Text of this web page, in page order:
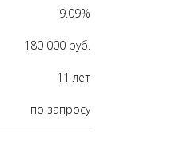
9.09%
180 000 руб.
11 лет
по запросу